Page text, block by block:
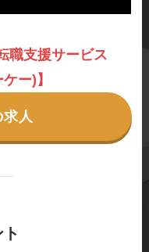
職支援サービス
ー)】
人